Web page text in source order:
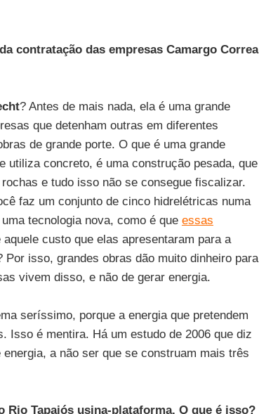
contratação das empresas Camargo Correa
? Antes de mais nada, ela é uma grande
que detenham outras em diferentes
de grande porte. O que é uma grande
utiliza concreto, é uma construção pesada, que
e tudo isso não se consegue fiscalizar.
faz um conjunto de cinco hidrelétricas numa
tecnologia nova, como é que essas
custo que elas apresentaram para a
isso, grandes obras dão muito dinheiro para
vivem disso, e não de gerar energia.
seríssimo, porque a energia que pretendem
Isso é mentira. Há um estudo de 2006 que diz
a não ser que se construam mais três
Rio Tapajós usina-plataforma. O que é isso?